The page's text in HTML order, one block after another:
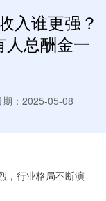
入谁更强？
人总酬金一
期：2025-05-08
行业格局不断演